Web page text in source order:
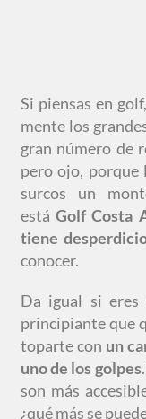
Si piensas en
mente los
gran número de
pero ojo, porque
surcos un
está Golf Costa
tiene
conocer.
Da igual si eres
principiante que
toparte con un
uno de los golpes
son más
¿qué más se